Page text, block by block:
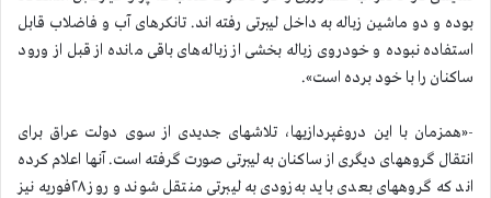
بوده و دو ماشین زباله به داخل لیبرتی رفته اند. تانکرهای آب و فاضلاب قابل
استفاده نبوده و خودروی زباله بخشی از زباله‌های باقی مانده از قبل از ورود
ساکنان را با خود برده است».
-«همزمان با این دروغپردازیها، تلاشهای جدیدی از سوی دولت عراق برای
انتقال گروههای دیگری از ساکنان به لیبرتی صورت گرفته است. آنها اعلام کرده
اند که گروههای بعدی باید به‌زودی به لیبرتی منتقل شوند و روز ۲۸فوریه نیز